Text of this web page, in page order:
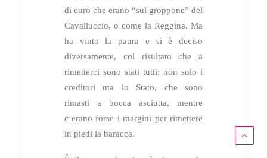
di euro che erano “sul groppone” del
Cavalluccio, o come la Reggina. Ma
ha vinto la paura e si è deciso
diversamente, col risultato che a
rimetterci sono stati tutti: non solo i
creditori ma lo Stato, che sono
rimasti a bocca asciutta, mentre
c’erano forse i margini per rimettere
in piedi la baracca.